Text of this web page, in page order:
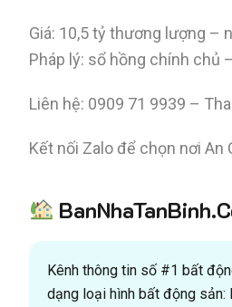
Giá: 10,5 tỷ thương lượng –
Pháp lý: sổ hồng chính chủ
Liên hệ: 0909 71 9939 –
Kết nối Zalo để chọn nơi An
Kênh thông tin số #1 bất
dạng loại hình bất động sản: